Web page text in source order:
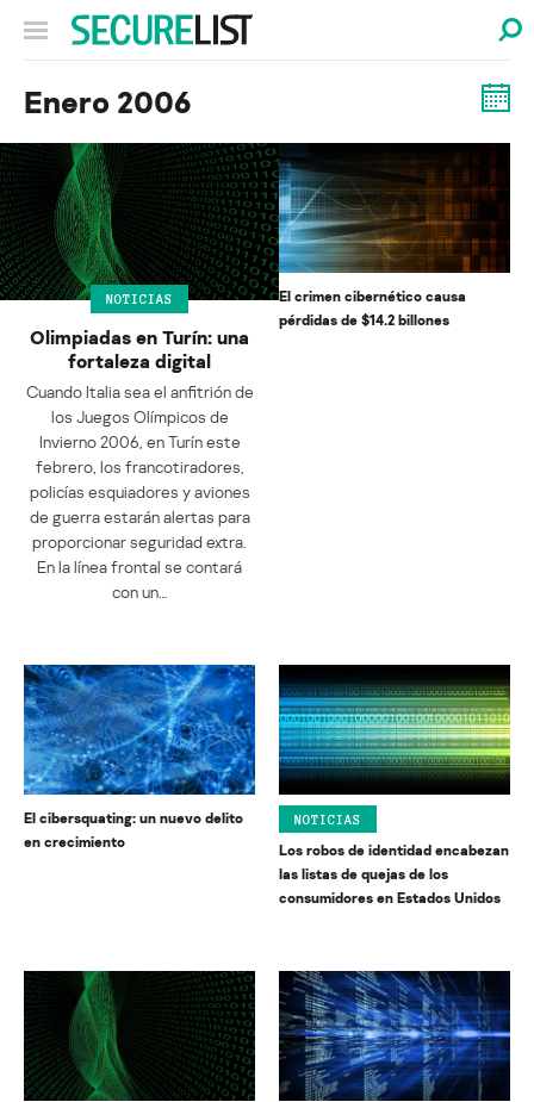
Enero 2006
NOTICIAS
Olimpiadas en Turín: una
fortaleza digital
Cuando Italia sea el anfitrión de
los Juegos Olímpicos de
Invierno 2006, en Turín este
febrero, los francotiradores,
policías esquiadores y aviones
de guerra estarán alertas para
proporcionar seguridad extra.
En la línea frontal se contará
con un…
El crimen cibernético causa
pérdidas de $14.2 billones
El cibersquating: un nuevo delito
en crecimiento
NOTICIAS
Los robos de identidad encabezan
las listas de quejas de los
consumidores en Estados Unidos